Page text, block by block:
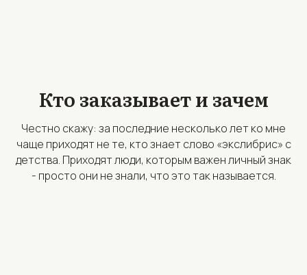
Кто заказывает и зачем
Честно скажу: за последние несколько лет ко мне
чаще приходят не те, кто знает слово «экслибрис» с
детства. Приходят люди, которым важен личный знак
- просто они не знали, что это так называется.